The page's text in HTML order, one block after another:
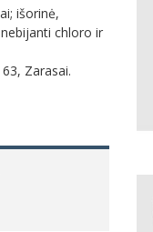
išorinė,
chloro ir
Zarasai.